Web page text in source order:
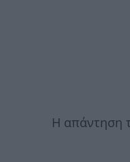
Η απάντηση